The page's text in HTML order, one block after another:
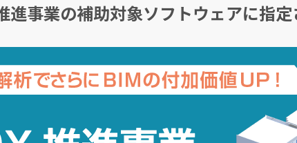
事業の補助対象ソフトウェアに指